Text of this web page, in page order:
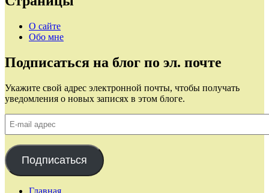
О сайте
Обо мне
Подписаться на блог по эл. почте
Укажите свой адрес электронной почты, чтобы получать
уведомления о новых записях в этом блоге.
mail
Подписаться